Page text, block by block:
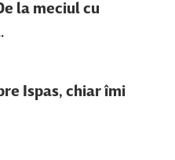
la meciul cu
Ispas, chiar îmi